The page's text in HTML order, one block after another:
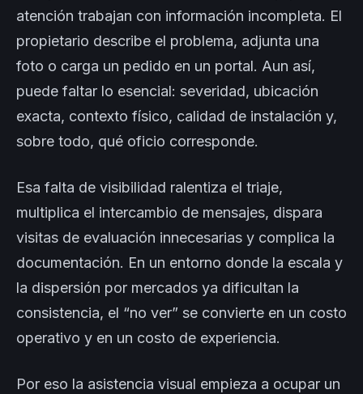
atención trabajan con información incompleta. El
propietario describe el problema, adjunta una
foto o carga un pedido en un portal. Aun así,
puede faltar lo esencial: severidad, ubicación
exacta, contexto físico, calidad de instalación y,
sobre todo, qué oficio corresponde.
Esa falta de visibilidad ralentiza el triaje,
multiplica el intercambio de mensajes, dispara
visitas de evaluación innecesarias y complica la
documentación. En un entorno donde la escala y
la dispersión por mercados ya dificultan la
consistencia, el “no ver” se convierte en un costo
operativo y en un costo de experiencia.
Por eso la asistencia visual empieza a ocupar un